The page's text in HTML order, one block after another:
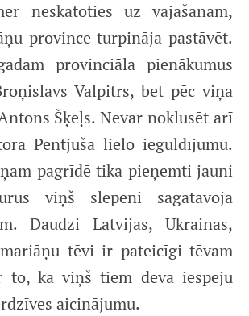
neskatoties uz vajāšanām,
province turpināja pastāvēt.
provinciāla pienākumus
Valpitrs, bet pēc viņa
Šķeļs. Nevar noklusēt arī
Pentjuša lielo ieguldījumu.
pagrīdē tika pieņemti jauni
viņš slepeni sagatavoja
Daudzi Latvijas, Ukrainas,
tēvi ir pateicīgi tēvam
to, ka viņš tiem deva iespēju
aicinājumu.